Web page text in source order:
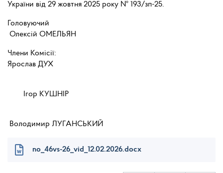
України від 29 жовтня 2025 року № 193/зп-25.
Головуючий
Олексій ОМЕЛЬЯН
Члени Комісії:
Ярослав ДУХ
Ігор КУШНІР
Володимир ЛУГАНСЬКИЙ
no_46vs-26_vid_12.02.2026.docx